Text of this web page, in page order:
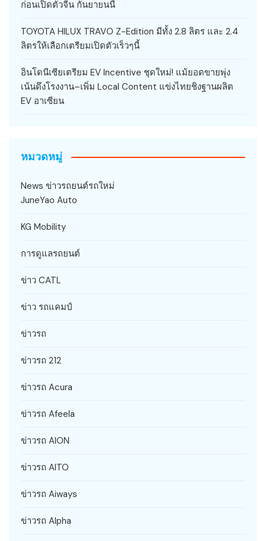
ก่อนเปิดตัวจีน กันยายนนี้
TOYOTA HILUX TRAVO Z-Edition มีทั้ง 2.8 ลิตร และ 2.4
ลิตรให้เลือกเตรียมเปิดตัวเร็วๆนี้
อินโดนีเซียเตรียม EV Incentive ชุดใหม่! แม้ยอดขายพุ่ง
เน้นดึงโรงงาน–เพิ่ม Local Content แข่งไทยชิงฐานผลิต
EV อาเซียน
หมวดหมู่
News ข่าวรถยนต์รถใหม่
JuneYao Auto
KG Mobility
การดูแลรถยนต์
ข่าว CATL
ข่าว รถแคมป์
ข่าวรถ
ข่าวรถ 212
ข่าวรถ Acura
ข่าวรถ Afeela
ข่าวรถ AION
ข่าวรถ AITO
ข่าวรถ Aiways
ข่าวรถ Alpha